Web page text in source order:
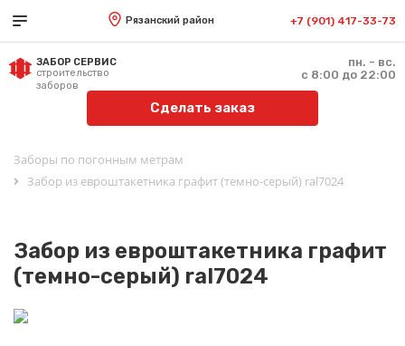
Рязанский район +7 (901) 417-33-73
ЗАБОР СЕРВИС
строительство
заборов
пн. - вс.
с 8:00 до 22:00
Сделать заказ
Заборы по погонным метрам
Забор из евроштакетника графит (темно-серый) ral7024
Забор из евроштакетника графит
(темно-серый) ral7024